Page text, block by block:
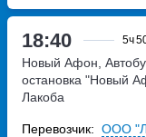
18:40 5ч
Новый Афон,
остановка "Новый
Лакоба
Перевозчик: ООО